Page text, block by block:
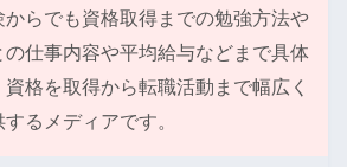
らでも資格取得までの勉強方法や
仕事内容や平均給与などまで具体
格を取得から転職活動まで幅広く
るメディアです。